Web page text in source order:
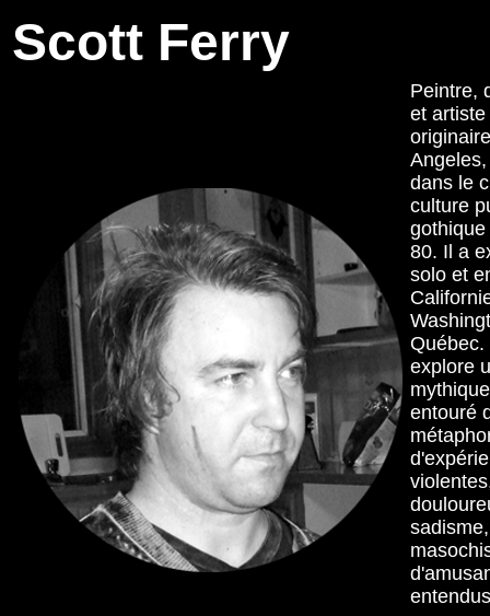
Scott Ferry
Peintre,
et
dans le
culture
80. Il a
solo et
Québec.
explore
entouré